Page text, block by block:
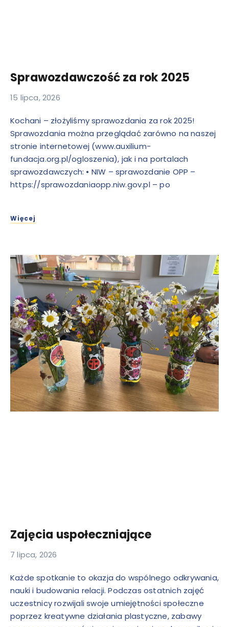
Sprawozdawczość za rok 2025
15 lipca, 2026
Kochani – złożyliśmy sprawozdania za rok 2025!
Sprawozdania można przeglądać zarówno na naszej
stronie internetowej (www.auxilium-
fundacja.org.pl/ogloszenia), jak i na portalach
sprawozdawczych: • NIW – sprawozdanie OPP –
https://sprawozdaniaopp.niw.gov.pl – po
Więcej
Zajęcia uspołeczniające
7 lipca, 2026
Każde spotkanie to okazja do wspólnego odkrywania,
nauki i budowania relacji. Podczas ostatnich zajęć
uczestnicy rozwijali swoje umiejętności społeczne
poprzez kreatywne działania plastyczne, zabawy